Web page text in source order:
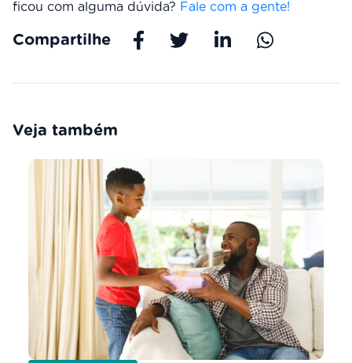
ficou com alguma dúvida? Fale com a gente!
Compartilhe
Veja também